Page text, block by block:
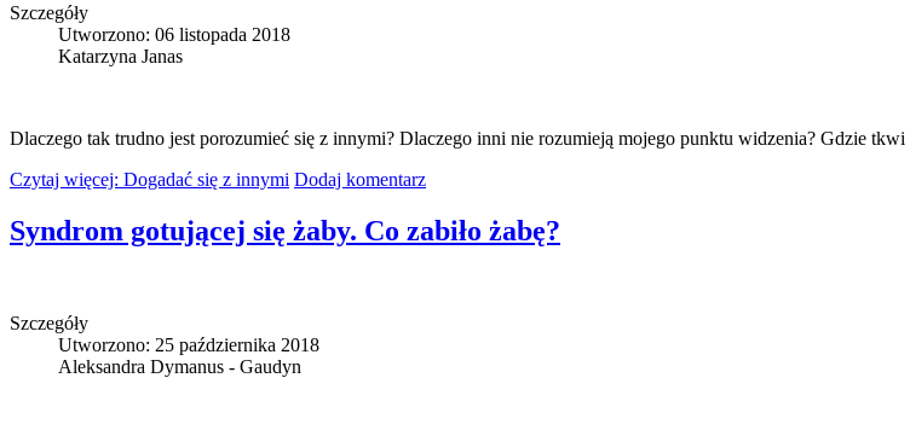
Szczegóły
Utworzono: 06 listopada 2018
Katarzyna Janas
Dlaczego tak trudno jest porozumieć się z innymi? Dlaczego inni nie rozumieją mojego punktu widzenia? Gdzie
Czytaj więcej: Dogadać się z innymi Dodaj komentarz
Syndrom gotującej się żaby. Co zabiło żabę?
Szczegóły
Utworzono: 25 października 2018
Aleksandra Dymanus - Gaudyn